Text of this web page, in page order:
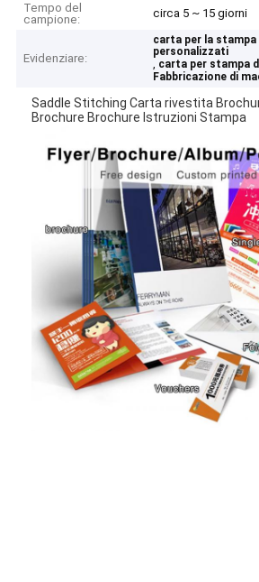
Tempo del
campione:
circa 5 ~ 15 giorni
Evidenziare:
carta per la
personalizzati
, carta per stampa
Fabbricazione di
Saddle Stitching Carta rivestita
Brochure Brochure Istruzioni Stampa